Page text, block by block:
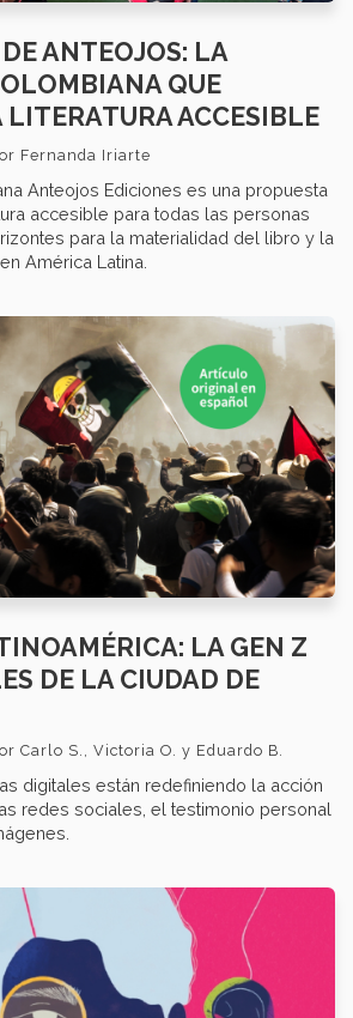
ANTEOJOS: LA
QUE
LITERATURA ACCESIBLE
Fernanda Iriarte
Anteojos Ediciones es una propuesta
accesible para todas las personas
para la materialidad del libro y la
América Latina.
LA GEN Z
DE LA CIUDAD DE
Carlo S., Victoria O. y Eduardo B.
digitales están redefiniendo la acción
redes sociales, el testimonio personal